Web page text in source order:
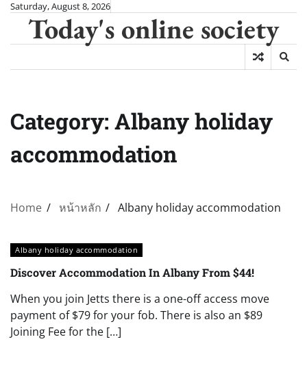
Skip
content
Saturday, August 8, 2026
Today's online society
Category: Albany holiday
accommodation
Home หน้าหลัก Albany holiday accommodation
Albany holiday accommodation
Discover Accommodation In Albany From $44!
When you join Jetts there is a one-off access move
payment of $79 for your fob. There is also an $89
Joining Fee for the […]